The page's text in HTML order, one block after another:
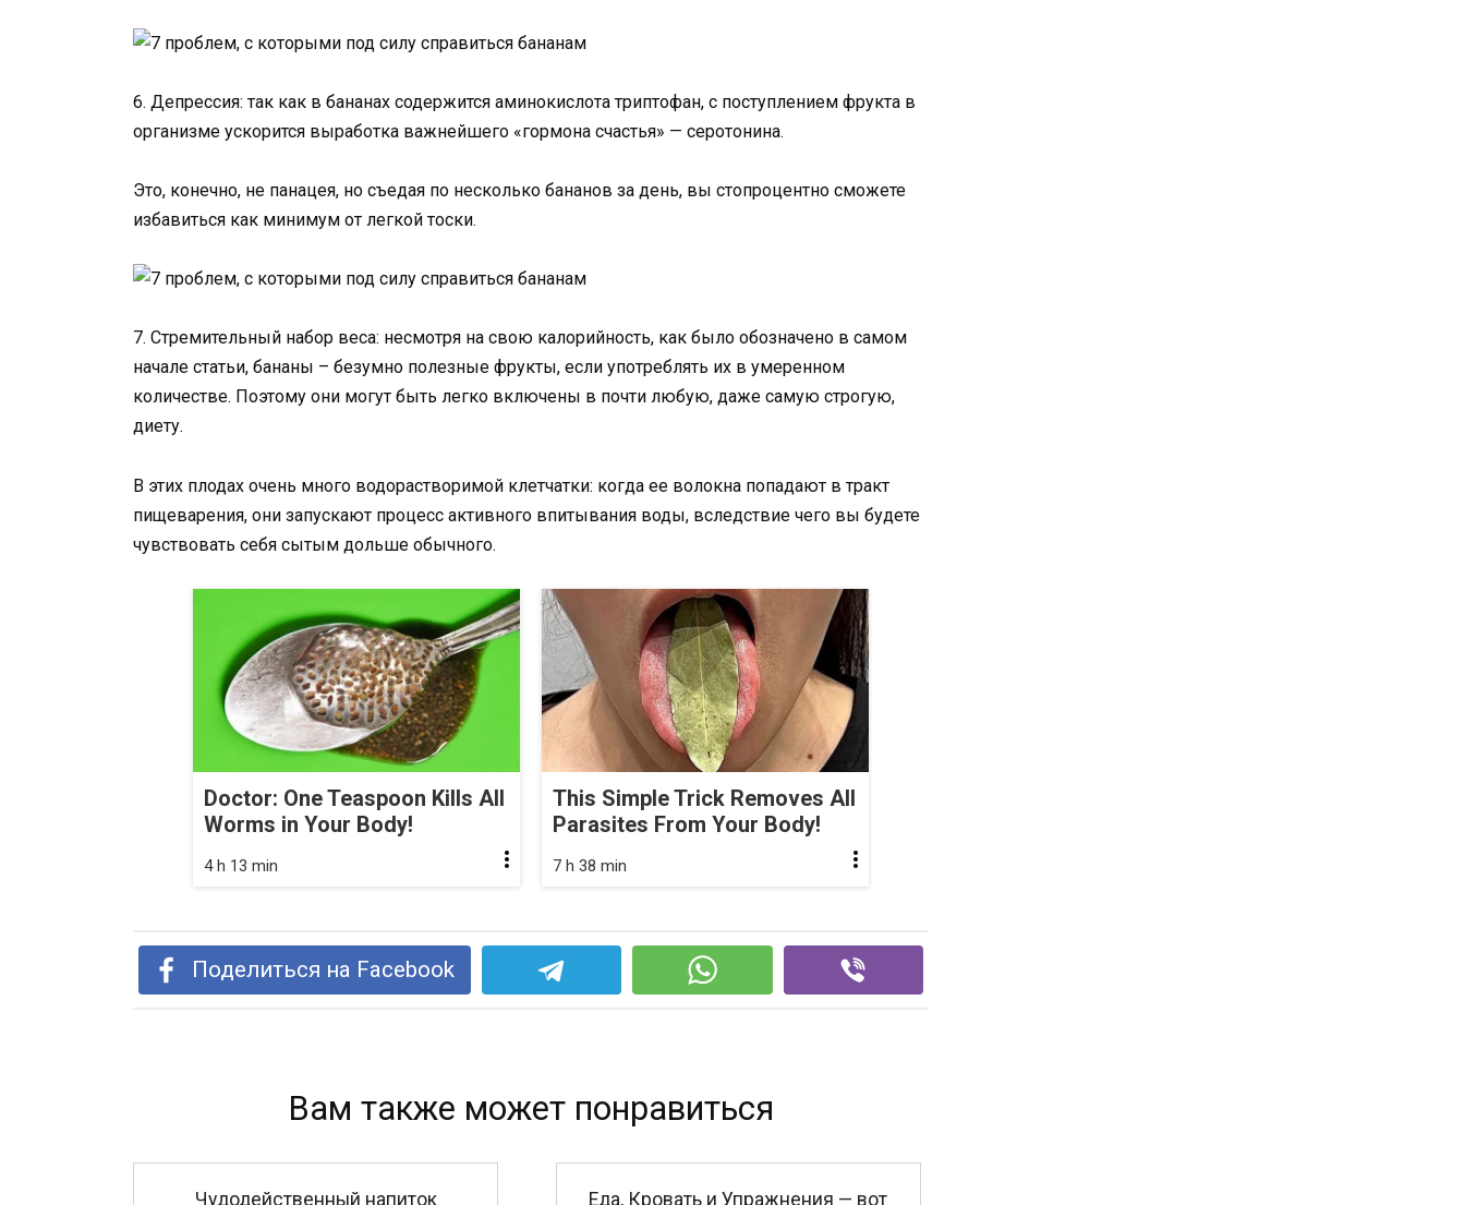
6. Депрессия: так как в бананах содержится аминокислота триптофан, с поступлением фрукта в
организме ускорится выработка важнейшего «гормона счастья» — серотонина.
Это, конечно, не панацея, но съедая по несколько бананов за день, вы стопроцентно сможете
избавиться как минимум от легкой тоски.
7. Стремительный набор веса: несмотря на свою калорийность, как было обозначено в самом
начале статьи, бананы – безумно полезные фрукты, если употреблять их в умеренном
количестве. Поэтому они могут быть легко включены в почти любую, даже самую строгую,
диету.
В этих плодах очень много водорастворимой клетчатки: когда ее волокна попадают в тракт
пищеварения, они запускают процесс активного впитывания воды, вследствие чего вы будете
чувствовать себя сытым дольше обычного.
Doctor: One Teaspoon Kills All
Worms in Your Body!
4 h 13 min
This Simple Trick Removes All
Parasites From Your Body!
7 h 38 min
Поделиться на Facebook
Вам также может понравиться
Чудодейственный напиток Еда, Кровать и Упражнения — вот